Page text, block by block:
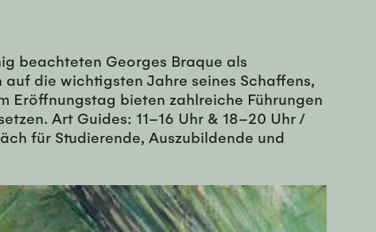
beachteten Georges Braque als
die wichtigsten Jahre seines Schaffens,
Eröffnungstag bieten zahlreiche Führungen
Art Guides: 11–16 Uhr & 18–20 Uhr /
für Studierende, Auszubildende und